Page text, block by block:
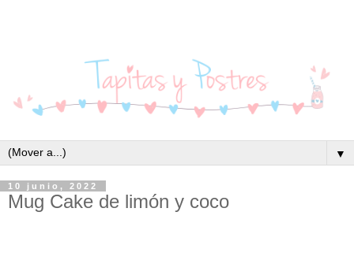
▼
10 junio, 2022
Mug Cake de limón y coco